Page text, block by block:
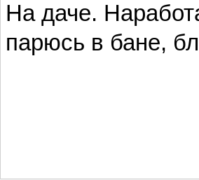
На даче.
парюсь в бане,